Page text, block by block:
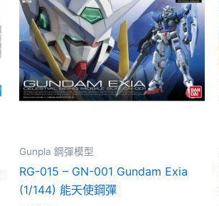
Gunpla 鋼彈模型
RG-015 – GN-001 Gundam Exia
(1/144) 能天使鋼彈